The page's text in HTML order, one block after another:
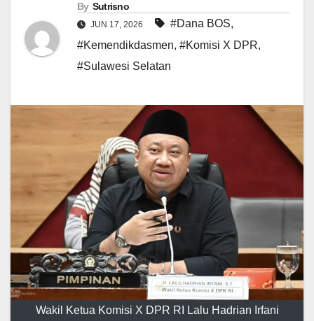
By Sutrisno
JUN 17, 2026 #Dana BOS,
#Kemendikdasmen, #Komisi X DPR,
#Sulawesi Selatan
Wakil Ketua Komisi X DPR RI Lalu Hadrian Irfani